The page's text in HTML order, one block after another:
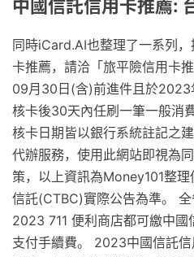
中國信託信用卡推薦:
同時iCard.AI也整理了一系列
卡推薦，請洽「旅平險信用卡
09月30日(含)前進件且於2023
核卡後30天內任刷一筆一般消
核卡日期皆以銀行系統註記之
代辦服務，使用此網站即視為
策，以上資訊為Money101整
信託(CTBC)實際公告為準。
2023 711 便利商店都可繳中
支付手續費。 2023中國信託